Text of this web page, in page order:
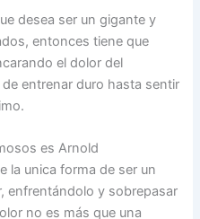
desea ser un gigante y
entonces tiene que
el dolor del
entrenar duro hasta sentir
es Arnold
la unica forma de ser un
enfrentándolo y sobrepasar
no es más que una